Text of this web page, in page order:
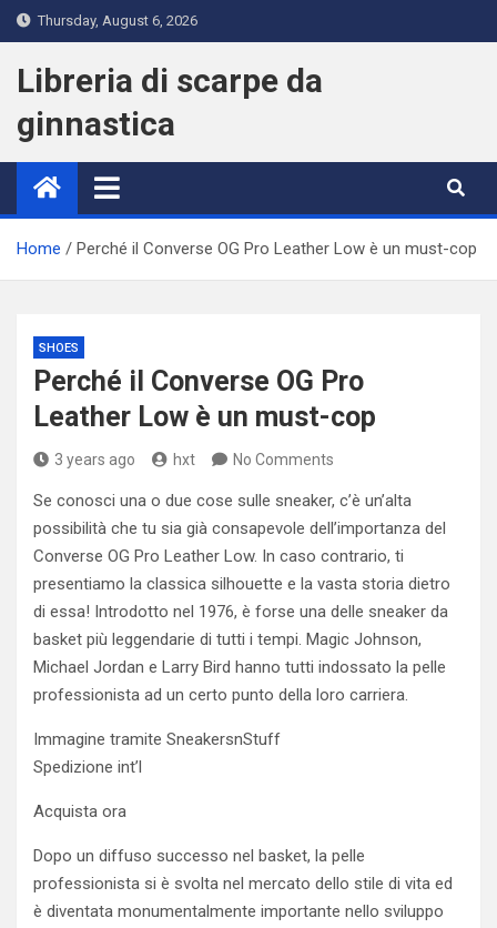
Skip
to
content
Thursday, August 6, 2026
Libreria di scarpe da
ginnastica
Home Perché il Converse OG Pro Leather Low è un must-cop
SHOES
Perché il Converse OG Pro
Leather Low è un must-cop
3 years ago hxt No Comments
Se conosci una o due cose sulle sneaker, c’è un’alta
possibilità che tu sia già consapevole dell’importanza del
Converse OG Pro Leather Low. In caso contrario, ti
presentiamo la classica silhouette e la vasta storia dietro
di essa! Introdotto nel 1976, è forse una delle sneaker da
basket più leggendarie di tutti i tempi. Magic Johnson,
Michael Jordan e Larry Bird hanno tutti indossato la pelle
professionista ad un certo punto della loro carriera.
Immagine tramite SneakersnStuff
Spedizione int’l
Acquista ora
Dopo un diffuso successo nel basket, la pelle
professionista si è svolta nel mercato dello stile di vita ed
è diventata monumentalmente importante nello sviluppo